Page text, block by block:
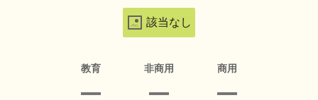
該当なし
教育 非商用 商用